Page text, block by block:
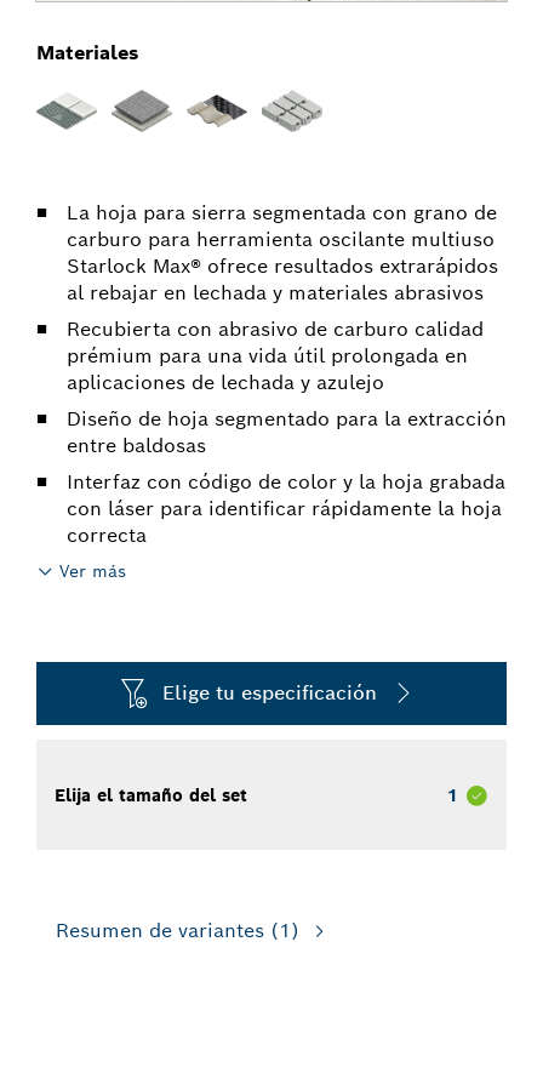
La hoja para sierra segmentada con grano de
carburo para herramienta oscilante multiuso
Starlock Max® ofrece resultados extrarápidos
al rebajar en lechada y materiales abrasivos
Recubierta con abrasivo de carburo calidad
prémium para una vida útil prolongada en
aplicaciones de lechada y azulejo
Diseño de hoja segmentado para la extracción
entre baldosas
Interfaz con código de color y la hoja grabada
con láser para identificar rápidamente la hoja
correcta
Ver más
Materiales
Elige tu especificación
Elija el tamaño del set 1
Resumen de variantes (1)